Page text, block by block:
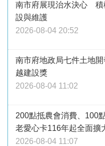
南市府展現治水決心 積
設與維護
2026-08-04 20:52
南市府地政局七件土地
越建設獎
2026-08-04 11:02
200點抵農會消費、100
老愛心卡116年起全面擴
2026-08-04 11:07